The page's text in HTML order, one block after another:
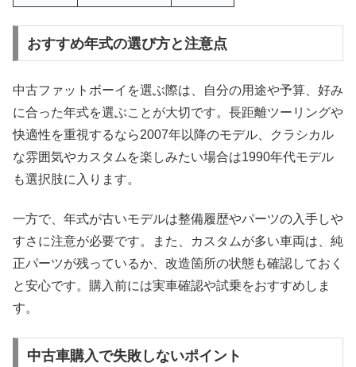
おすすめ年式の選び方と注意点
中古ファットボーイを選ぶ際は、自分の用途や予算、好み
に合った年式を選ぶことが大切です。長距離ツーリングや
快適性を重視するなら2007年以降のモデル、クラシカル
な雰囲気やカスタムを楽しみたい場合は1990年代モデル
も選択肢に入ります。
一方で、年式が古いモデルは整備履歴やパーツの入手しや
すさに注意が必要です。また、カスタムが多い車両は、純
正パーツが残っているか、改造箇所の状態も確認しておく
と安心です。購入前には実車確認や試乗をおすすめしま
す。
中古車購入で失敗しないポイント